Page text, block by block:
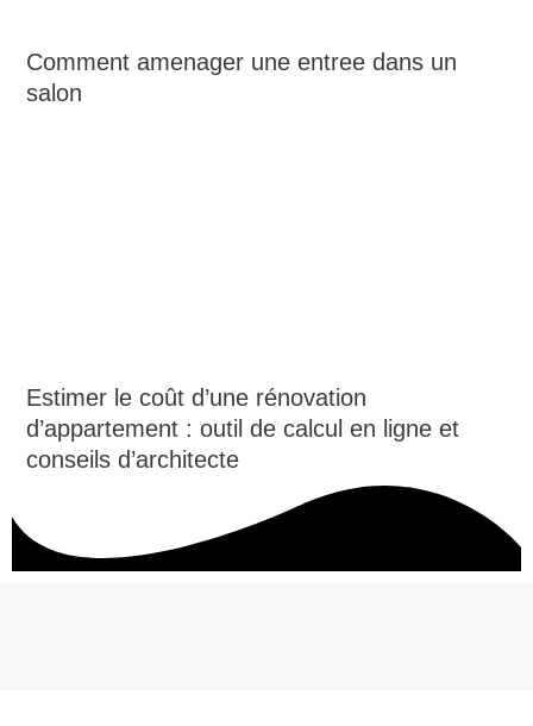
Comment amenager une entree dans un
salon
Estimer le coût d’une rénovation
d’appartement : outil de calcul en ligne et
conseils d’architecte